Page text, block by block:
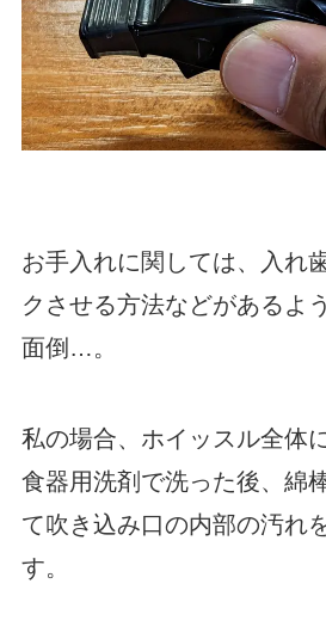
お手入れに関しては、入れ
クさせる方法などがあるよ
面倒…。
私の場合、ホイッスル全体
食器用洗剤で洗った後、綿
て吹き込み口の内部の汚れ
す。